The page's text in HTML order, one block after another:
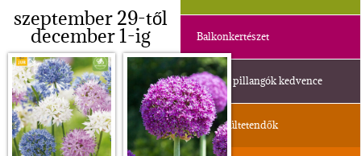
Balkonkertészet
Méhek, pillangók kedvence
Ősszel ültetendők
szeptember 29-től
december 1-ig